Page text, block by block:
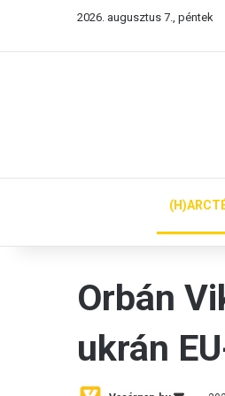
2026. augusztus 7., péntek
Orbán
ukrán